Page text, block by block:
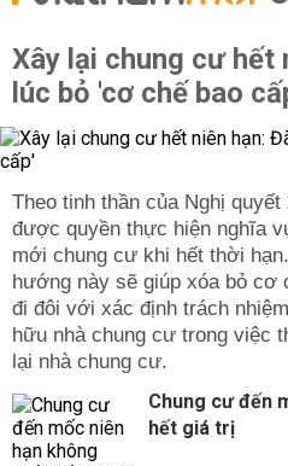
Xây lại chung cư hết
lúc bỏ 'cơ chế bao
Theo tinh thần của Nghị
được quyền thực hiện nghĩa
mới chung cư khi hết thời
hướng này sẽ giúp xóa bỏ cơ
đi đôi với xác định trách
hữu nhà chung cư trong việc
lại nhà chung cư.
Chung cư đến
hết giá trị